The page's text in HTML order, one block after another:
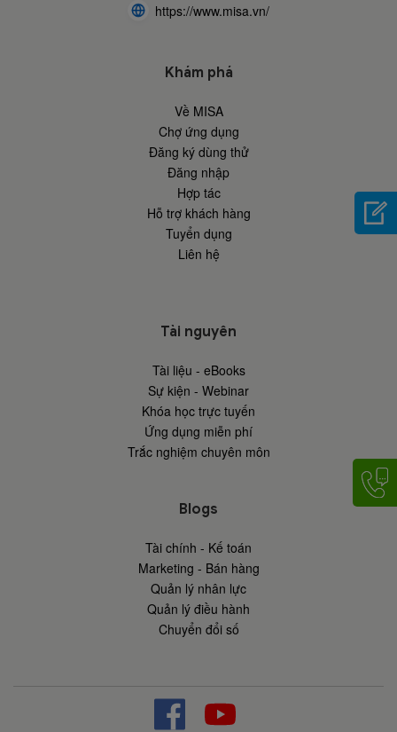
https://www.misa.vn/
Khám phá
Về MISA
Chợ ứng dụng
Đăng ký dùng thử
Đăng nhập
Hợp tác
Hỗ trợ khách hàng
Tuyển dụng
Liên hệ
Tài nguyên
Tài liệu - eBooks
Sự kiện - Webinar
Khóa học trực tuyến
Ứng dụng miễn phí
Trắc nghiệm chuyên môn
Blogs
Tài chính - Kế toán
Marketing - Bán hàng
Quản lý nhân lực
Quản lý điều hành
Chuyển đổi số